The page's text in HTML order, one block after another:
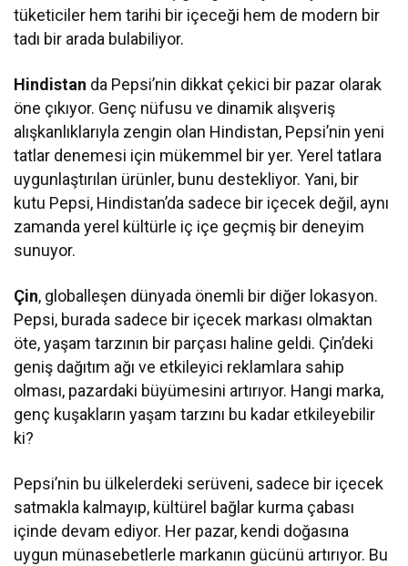
tüketiciler hem tarihi bir içeceği hem de modern bir
tadı bir arada bulabiliyor.
Hindistan da Pepsi’nin dikkat çekici bir pazar olarak
öne çıkıyor. Genç nüfusu ve dinamik alışveriş
alışkanlıklarıyla zengin olan Hindistan, Pepsi’nin yeni
tatlar denemesi için mükemmel bir yer. Yerel tatlara
uygunlaştırılan ürünler, bunu destekliyor. Yani, bir
kutu Pepsi, Hindistan’da sadece bir içecek değil, aynı
zamanda yerel kültürle iç içe geçmiş bir deneyim
sunuyor.
Çin, globalleşen dünyada önemli bir diğer lokasyon.
Pepsi, burada sadece bir içecek markası olmaktan
öte, yaşam tarzının bir parçası haline geldi. Çin’deki
geniş dağıtım ağı ve etkileyici reklamlara sahip
olması, pazardaki büyümesini artırıyor. Hangi marka,
genç kuşakların yaşam tarzını bu kadar etkileyebilir
ki?
Pepsi’nin bu ülkelerdeki serüveni, sadece bir içecek
satmakla kalmayıp, kültürel bağlar kurma çabası
içinde devam ediyor. Her pazar, kendi doğasına
uygun münasebetlerle markanın gücünü artırıyor. Bu